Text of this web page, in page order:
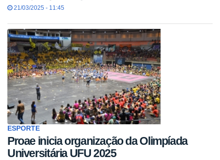
21/03/2025 - 11:45
ESPORTE
Proae inicia organização da Olimpíada
Universitária UFU 2025